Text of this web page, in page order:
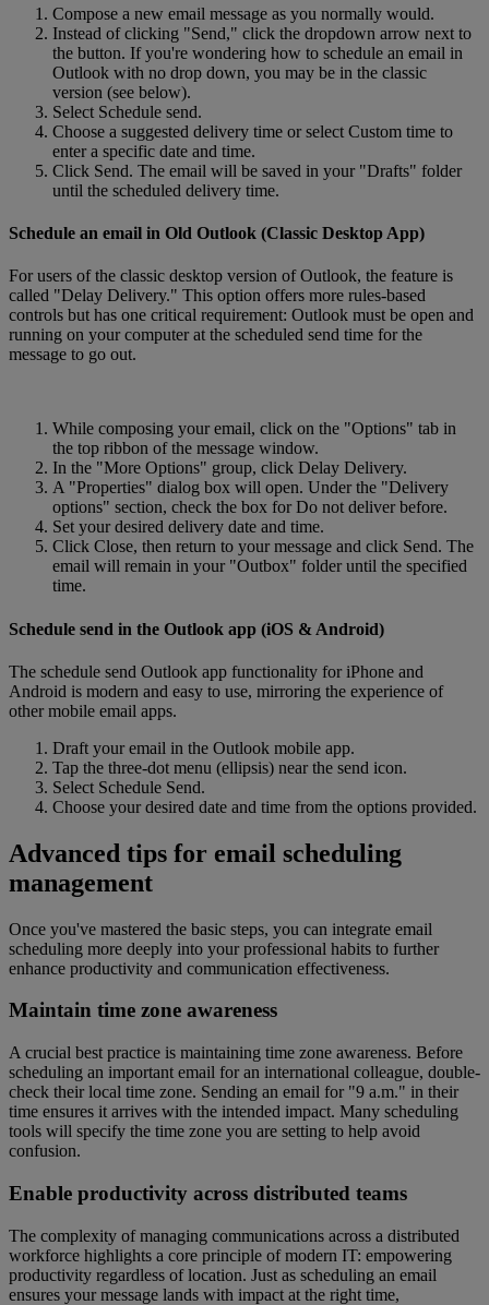
Compose a new email message as you normally would.
Instead of clicking "Send," click the dropdown arrow next to
the button. If you're wondering how to schedule an email in
Outlook with no drop down, you may be in the classic
version (see below).
Select Schedule send.
Choose a suggested delivery time or select Custom time to
enter a specific date and time.
Click Send. The email will be saved in your "Drafts" folder
until the scheduled delivery time.
Schedule an email in Old Outlook (Classic Desktop App)
For users of the classic desktop version of Outlook, the feature is
called "Delay Delivery." This option offers more rules-based
controls but has one critical requirement: Outlook must be open and
running on your computer at the scheduled send time for the
message to go out.
While composing your email, click on the "Options" tab in
the top ribbon of the message window.
In the "More Options" group, click Delay Delivery.
A "Properties" dialog box will open. Under the "Delivery
options" section, check the box for Do not deliver before.
Set your desired delivery date and time.
Click Close, then return to your message and click Send. The
email will remain in your "Outbox" folder until the specified
time.
Schedule send in the Outlook app (iOS & Android)
The schedule send Outlook app functionality for iPhone and
Android is modern and easy to use, mirroring the experience of
other mobile email apps.
Draft your email in the Outlook mobile app.
Tap the three-dot menu (ellipsis) near the send icon.
Select Schedule Send.
Choose your desired date and time from the options provided.
Advanced tips for email scheduling
management
Once you've mastered the basic steps, you can integrate email
scheduling more deeply into your professional habits to further
enhance productivity and communication effectiveness.
Maintain time zone awareness
A crucial best practice is maintaining time zone awareness. Before
scheduling an important email for an international colleague, double-
check their local time zone. Sending an email for "9 a.m." in their
time ensures it arrives with the intended impact. Many scheduling
tools will specify the time zone you are setting to help avoid
confusion.
Enable productivity across distributed teams
The complexity of managing communications across a distributed
workforce highlights a core principle of modern IT: empowering
productivity regardless of location. Just as scheduling an email
ensures your message lands with impact at the right time,